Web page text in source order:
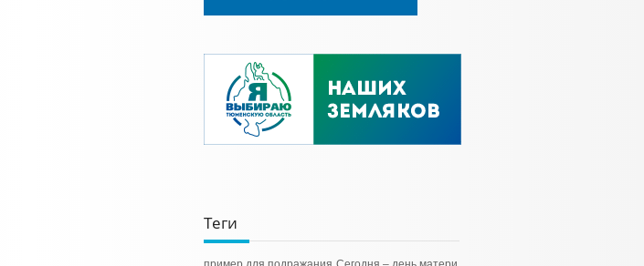
Теги